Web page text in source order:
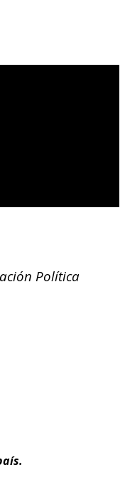
Política